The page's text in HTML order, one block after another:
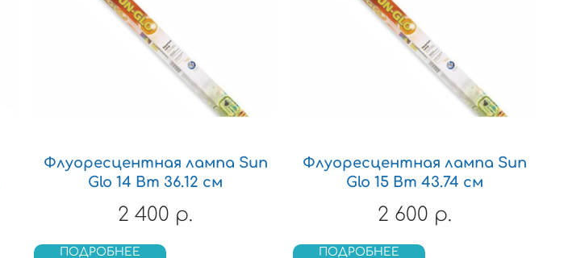
Флуоресцентная лампа Sun
Glo 14 Вт 36.12 см
2 400 р.
ПОДРОБНЕЕ
Флуоресцентная лампа Sun
Glo 15 Вт 43.74 см
2 600 р.
ПОДРОБНЕЕ